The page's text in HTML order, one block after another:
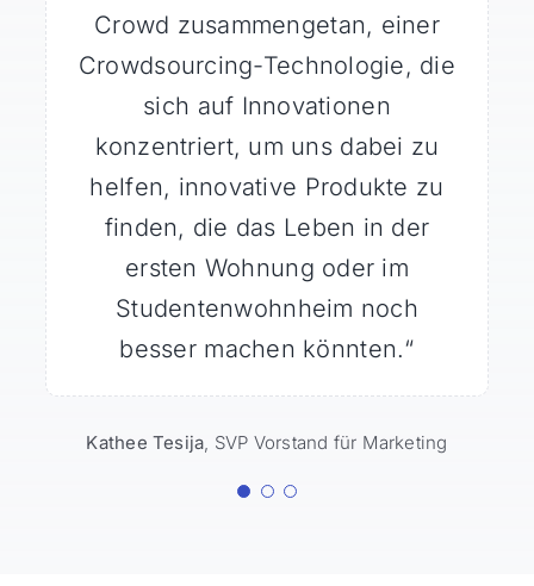
Crowd zusammengetan, einer
Crowdsourcing-Technologie, die
sich auf Innovationen
konzentriert, um uns dabei zu
helfen, innovative Produkte zu
finden, die das Leben in der
ersten Wohnung oder im
Studentenwohnheim noch
besser machen könnten.“
Kathee Tesija, SVP Vorstand für Marketing
nach bahnbrechenden Ideen an
die IdeaScale Crowd Community
gewandt, und sie hat unsere
Erwartungen bei weitem
übertroffen. Der beste Weg, um
neues Denken anzuregen.“
Reich Ahern VP Marketing & Produktentwicklung
beeindruckt hat, war die
Reaktionsfähigkeit der
Mitglieder und ihre Fähigkeit,
innovative Ideen zu entwickeln,
die umsetzbar waren, und das
mit kaum mehr als einer
dreisätzigen Einführung / einem
Briefing.“
Matt Nelson Planer für Innovation und neue
Technologien